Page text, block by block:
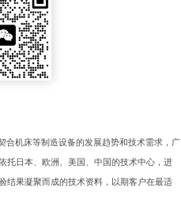
机床等制造设备的发展趋势和技术需求，广
日本、欧洲、美国、中国的技术中心，进
果凝聚而成的技术资料，以期客户在最适